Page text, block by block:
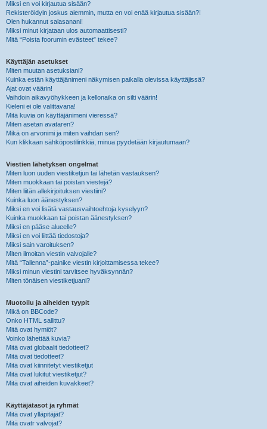
Miksi en voi kirjautua sisään?
Rekisteröidyin joskus aiemmin, mutta en voi enää kirjautua sisään?!
Olen hukannut salasanani!
Miksi minut kirjataan ulos automaattisesti?
Mitä “Poista foorumin evästeet” tekee?
Käyttäjän asetukset
Miten muutan asetuksiani?
Kuinka estän käyttäjänimeni näkymisen paikalla olevissa käyttäjissä?
Ajat ovat väärin!
Vaihdoin aikavyöhykkeen ja kellonaika on silti väärin!
Kieleni ei ole valittavana!
Mitä kuvia on käyttäjänimeni vieressä?
Miten asetan avataren?
Mikä on arvonimi ja miten vaihdan sen?
Kun klikkaan sähköpostilinkkiä, minua pyydetään kirjautumaan?
Viestien lähetyksen ongelmat
Miten luon uuden viestiketjun tai lähetän vastauksen?
Miten muokkaan tai poistan viestejä?
Miten liitän allekirjoituksen viestiini?
Kuinka luon äänestyksen?
Miksi en voi lisätä vastausvaihtoehtoja kyselyyn?
Kuinka muokkaan tai poistan äänestyksen?
Miksi en pääse alueelle?
Miksi en voi liittää tiedostoja?
Miksi sain varoituksen?
Miten ilmoitan viestin valvojalle?
Mitä “Tallenna”-painike viestin kirjoittamisessa tekee?
Miksi minun viestini tarvitsee hyväksynnän?
Miten tönäisen viestiketjuani?
Muotoilu ja aiheiden tyypit
Mikä on BBCode?
Onko HTML sallittu?
Mitä ovat hymiöt?
Voinko lähettää kuvia?
Mitä ovat globaalit tiedotteet?
Mitä ovat tiedotteet?
Mitä ovat kiinnitetyt viestiketjut
Mitä ovat lukitut viestiketjut?
Mitä ovat aiheiden kuvakkeet?
Käyttäjätasot ja ryhmät
Mitä ovat ylläpitäjät?
Mitä ovatr valvojat?